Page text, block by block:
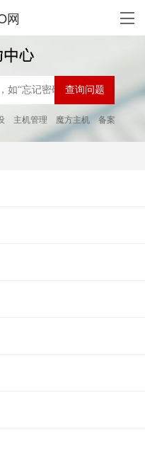
网
主机管理 魔方主机 备案